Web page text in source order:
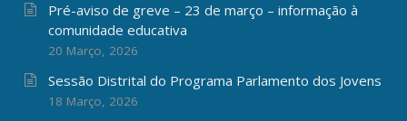
Pré-aviso de greve – 23 de março – informação à
comunidade educativa
20 Março, 2026
Sessão Distrital do Programa Parlamento dos Jovens
18 Março, 2026